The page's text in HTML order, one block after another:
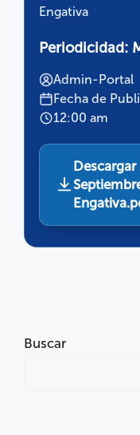
Engativa
Periodicidad:
Admin-Portal
Fecha de
12:00 am
Buscar